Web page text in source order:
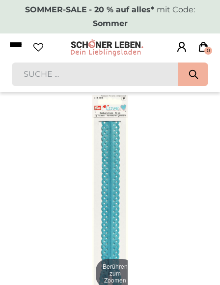
SOMMER-SALE - 20 % auf alles* mit Code:
Sommer
0
Berühren
zum
Zoomen